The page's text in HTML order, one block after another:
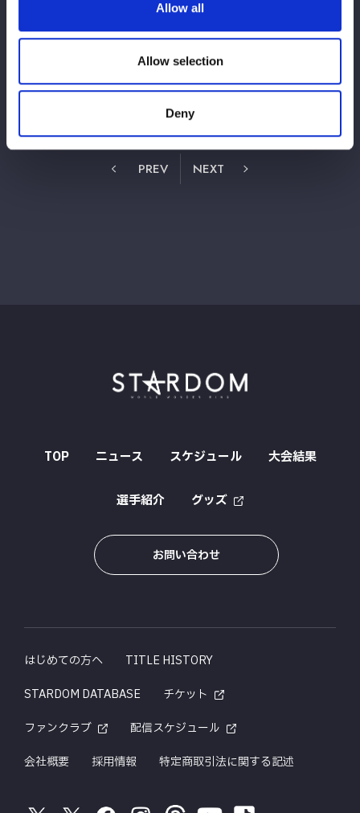
Allow all
Allow selection
Deny
【完売のお知らせ】6.4 NEW BLOOD板橋
大会
PREV NEXT
TOP ニュース スケジュール 大会結果
選手紹介 グッズ
お問い合わせ
はじめての方へ
TITLE HISTORY
STARDOM DATABASE
チケット
ファンクラブ
配信スケジュール
会社概要
採用情報 特定商取引法に関する記述